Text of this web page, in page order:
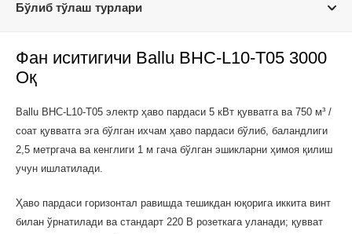
Бўлиб тўлаш турлари
Фан иситигичи Ballu BHC-L10-T05 3000
Оқ
Ballu BHC-L10-T05 электр ҳаво пардаси 5 кВт қувватга ва 750 м³ /
соат қувватга эга бўлган ихчам ҳаво пардаси бўлиб, баландлиги
2,5 метргача ва кенглиги 1 м гача бўлган эшикларни ҳимоя қилиш
учун ишлатилади.
Ҳаво пардаси горизонтал равишда тешикдан юқорига иккита винт
билан ўрнатилади ва стандарт 220 В розеткага уланади; қувват